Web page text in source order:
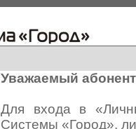
Уважаемый
Для входа в
Системы «Город»,